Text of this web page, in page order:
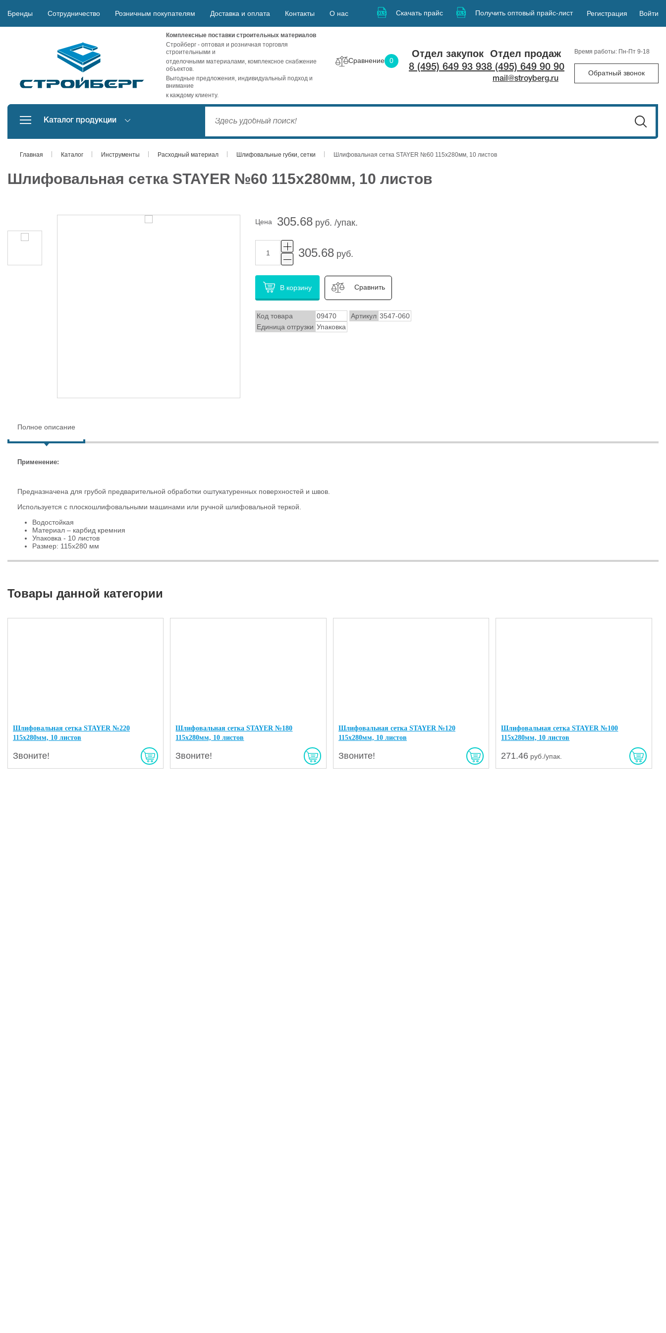
Бренды Сотрудничество Розничным покупателям Доставка и оплата Контакты О нас Скачать прайс Получить оптовый прайс-лист Регистрация Войти
Комплексные поставки строительных материалов
Стройберг - оптовая и розничная торговля
строительными и
отделочными материалами, комплексное снабжение
объектов.
Выгодные предложения, индивидуальный подход и
внимание
к каждому клиенту.
Сравнение 0
Отдел закупок
8 (495) 649 93 93
Отдел продаж
8 (495) 649 90 90
mail@stroyberg.ru
Время работы: Пн-Пт 9-18
Обратный звонок
Каталог продукции
Главная Каталог Инструменты Расходный материал Шлифовальные губки, сетки Шлифовальная сетка STAYER №60 115х280мм, 10 листов
Шлифовальная сетка STAYER №60 115х280мм, 10 листов
Цена 305.68 руб. /упак.
305.68 руб.
В корзину Сравнить
Код товара 09470 Артикул 3547-060
Единица отгрузки Упаковка
Полное описание
Применение:
Предназначена для грубой предварительной обработки оштукатуренных поверхностей и швов.
Используется с плоскошлифовальными машинами или ручной шлифовальной теркой.
Водостойкая
Материал – карбид кремния
Упаковка - 10 листов
Размер: 115х280 мм
Товары данной категории
Шлифовальная сетка STAYER №220
115х280мм, 10 листов
Звоните!
Шлифовальная сетка STAYER №180
115х280мм, 10 листов
Звоните!
Шлифовальная сетка STAYER №120
115х280мм, 10 листов
Звоните!
Шлифовальная сетка STAYER №100
115х280мм, 10 листов
271.46 руб./упак.